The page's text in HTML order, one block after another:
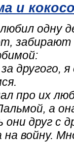
и
одну
забирают
другого, я
про их
а
друг с
войну.